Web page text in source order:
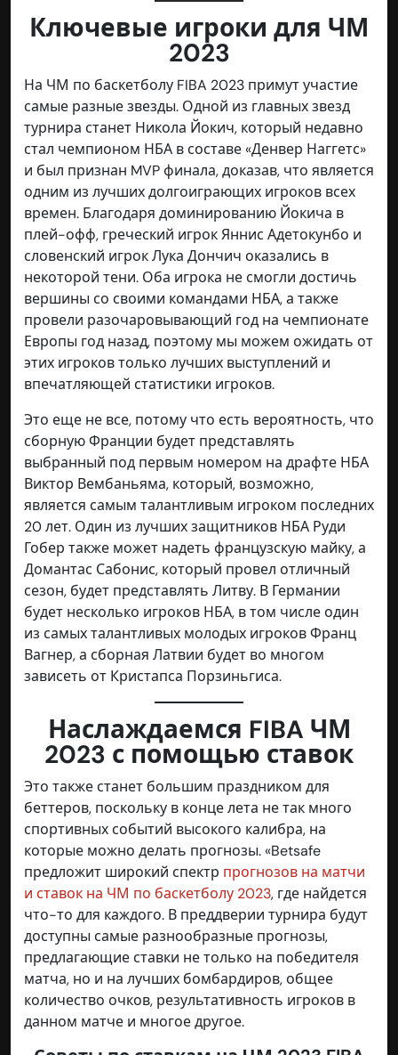
Ключевые игроки для ЧМ
2023
На ЧМ по баскетболу FIBA 2023 примут участие
самые разные звезды. Одной из главных звезд
турнира станет Никола Йокич, который недавно
стал чемпионом НБА в составе «Денвер Наггетс»
и был признан MVP финала, доказав, что является
одним из лучших долгоиграющих игроков всех
времен. Благодаря доминированию Йокича в
плей-офф, греческий игрок Яннис Адетокунбо и
словенский игрок Лука Дончич оказались в
некоторой тени. Оба игрока не смогли достичь
вершины со своими командами НБА, а также
провели разочаровывающий год на чемпионате
Европы год назад, поэтому мы можем ожидать от
этих игроков только лучших выступлений и
впечатляющей статистики игроков.
Это еще не все, потому что есть вероятность, что
сборную Франции будет представлять
выбранный под первым номером на драфте НБА
Виктор Вембаньяма, который, возможно,
является самым талантливым игроком последних
20 лет. Один из лучших защитников НБА Руди
Гобер также может надеть французскую майку, а
Домантас Сабонис, который провел отличный
сезон, будет представлять Литву. В Германии
будет несколько игроков НБА, в том числе один
из самых талантливых молодых игроков Франц
Вагнер, а сборная Латвии будет во многом
зависеть от Кристапса Порзиньгиса.
Наслаждаемся FIBA ЧМ
2023 с помощью ставок
Это также станет большим праздником для
беттеров, поскольку в конце лета не так много
спортивных событий высокого калибра, на
которые можно делать прогнозы. «Betsafe
предложит широкий спектр прогнозов на матчи
и ставок на ЧМ по баскетболу 2023, где найдется
что-то для каждого. В преддверии турнира будут
доступны самые разнообразные прогнозы,
предлагающие ставки не только на победителя
матча, но и на лучших бомбардиров, общее
количество очков, результативность игроков в
данном матче и многое другое.